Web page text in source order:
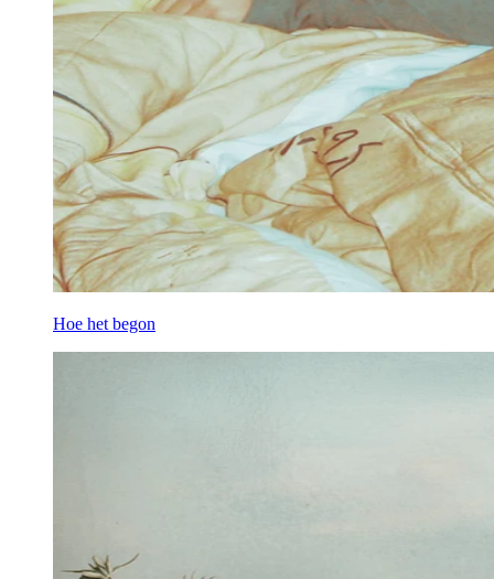
Hoe het begon